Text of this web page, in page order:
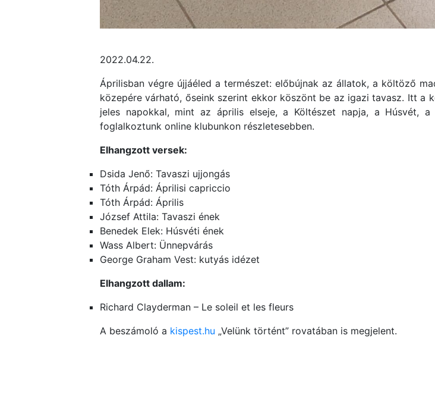
2022.04.22.
Áprilisban végre újjáéled a természet: előbújnak az állatok, a költöző
közepére várható, őseink szerint ekkor köszönt be az igazi tavasz. Itt a
jeles napokkal, mint az április elseje, a Költészet napja, a Húsvét,
foglalkoztunk online klubunkon részletesebben.
Elhangzott versek:
Dsida Jenő: Tavaszi ujjongás
Tóth Árpád: Áprilisi capriccio
Tóth Árpád: Április
József Attila: Tavaszi ének
Benedek Elek: Húsvéti ének
Wass Albert: Ünnepvárás
George Graham Vest: kutyás idézet
Elhangzott dallam:
Richard Clayderman – Le soleil et les fleurs
A beszámoló a kispest.hu „Velünk történt” rovatában is megjelent.